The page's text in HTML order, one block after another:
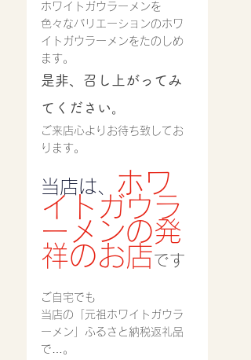
ホワイトガウラーメンを
色々なバリエーションのホワ
イトガウラーメンをたのしめ
ます。
是非、召し上がってみ
てください。
ご来店心よりお待ち致してお
ります。
当店は、
ホワ
イトガウラ
ーメンの発
祥のお店です
ご自宅でも
当店の「元祖ホワイトガウラ
ーメン」ふるさと納税返礼品
で…。